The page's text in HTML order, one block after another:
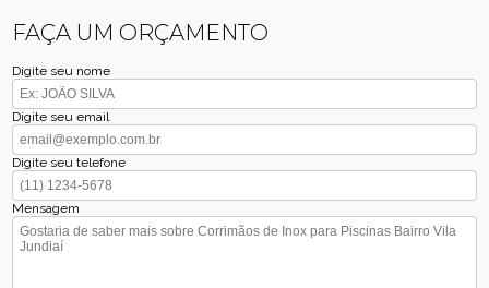
FAÇA UM ORÇAMENTO
Digite seu nome
Digite seu email
Digite seu telefone
Mensagem